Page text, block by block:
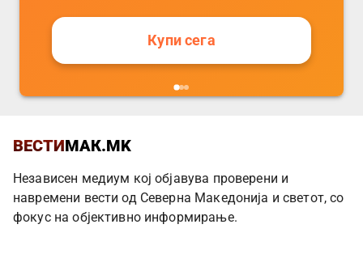
Купи сега
ВЕСТИМАК.MK
Независен медиум кој објавува проверени и
навремени вести од Северна Македонија и светот, со
фокус на објективно информирање.